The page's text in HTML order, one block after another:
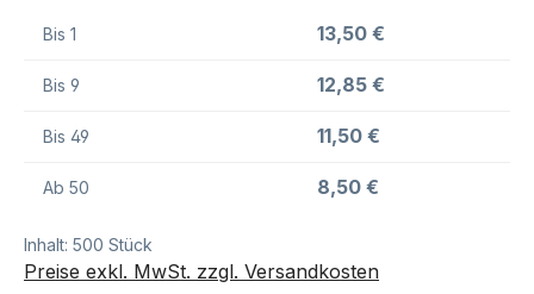
Bis 1 13,50 €
Bis 9 12,85 €
Bis 49 11,50 €
Ab 50 8,50 €
Inhalt: 500 Stück
Preise exkl. MwSt. zzgl. Versandkosten